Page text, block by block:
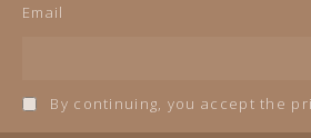
Email
By continuing, you accept the